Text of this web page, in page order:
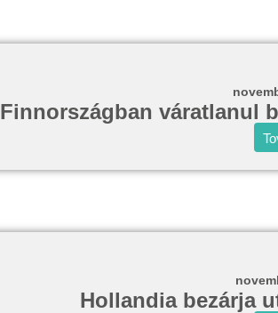
Finnországban váratlanul
Hollandia bezárja